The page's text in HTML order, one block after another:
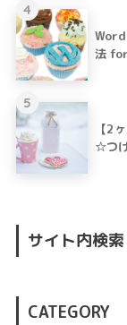
4
法
5
【2
☆つ
サイト内検索
CATEGORY